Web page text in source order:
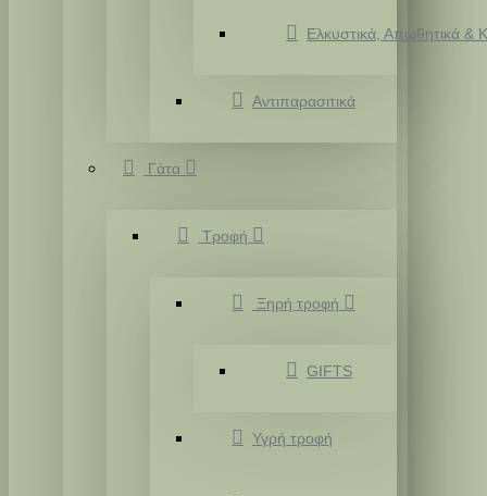
Ελκυστικά, Απωθητικά &
Αντιπαρασιτικά
Γάτα
Τροφή
Ξηρή τροφή
GIFTS
Υγρή τροφή